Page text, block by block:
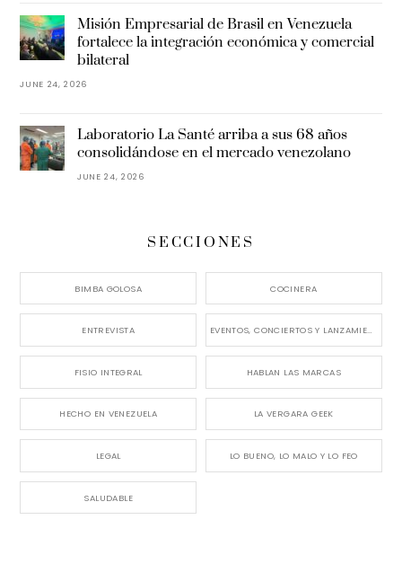
Misión Empresarial de Brasil en Venezuela
fortalece la integración económica y comercial
bilateral
JUNE 24, 2026
Laboratorio La Santé arriba a sus 68 años
consolidándose en el mercado venezolano
JUNE 24, 2026
SECCIONES
BIMBA GOLOSA COCINERA
ENTREVISTA EVENTOS, CONCIERTOS Y LANZAMIENTOS
FISIO INTEGRAL HABLAN LAS MARCAS
HECHO EN VENEZUELA LA VERGARA GEEK
LEGAL LO BUENO, LO MALO Y LO FEO
SALUDABLE